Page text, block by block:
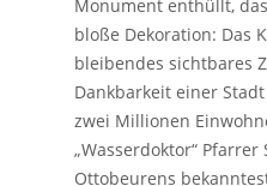
Monument enthüllt,
bloße Dekoration: Das
bleibendes sichtbares
Dankbarkeit einer
zwei Millionen
„Wasserdoktor“
Ottobeurens